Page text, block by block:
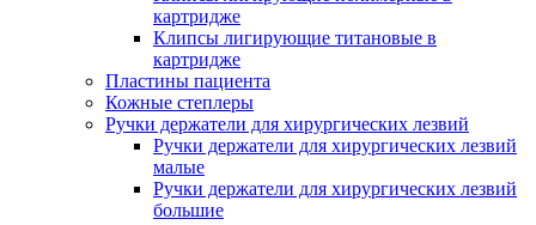
картридже
Клипсы лигирующие титановые в
картридже
Пластины пациента
Кожные степлеры
Ручки держатели для хирургических лезвий
Ручки держатели для хирургических лезвий
малые
Ручки держатели для хирургических лезвий
большие